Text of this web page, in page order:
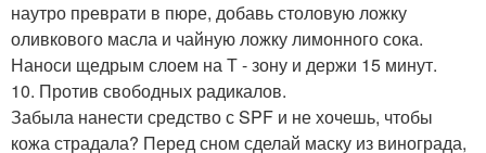
наутро преврати в пюре, добавь столовую ложку
оливкового масла и чайную ложку лимонного сока.
Наноси щедрым слоем на Т - зону и держи 15 минут.
10. Против свободных радикалов.
Забыла нанести средство с SPF и не хочешь, чтобы
кожа страдала? Перед сном сделай маску из винограда,